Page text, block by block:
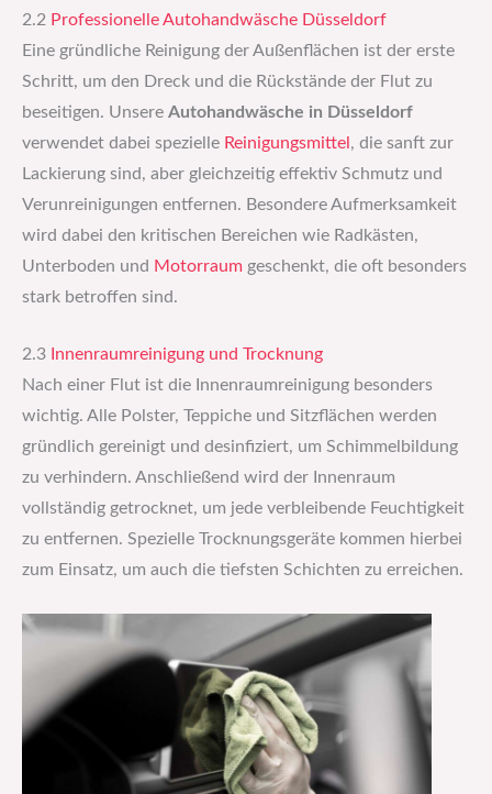
2.2 Professionelle Autohandwäsche Düsseldorf
Eine gründliche Reinigung der Außenflächen ist der erste
Schritt, um den Dreck und die Rückstände der Flut zu
beseitigen. Unsere Autohandwäsche in Düsseldorf
verwendet dabei spezielle Reinigungsmittel , die sanft zur
Lackierung sind, aber gleichzeitig effektiv Schmutz und
Verunreinigungen entfernen. Besondere Aufmerksamkeit
wird dabei den kritischen Bereichen wie Radkästen,
Unterboden und Motorraum geschenkt, die oft besonders
stark betroffen sind.
2.3 Innenraumreinigung und Trocknung
Nach einer Flut ist die Innenraumreinigung besonders
wichtig. Alle Polster, Teppiche und Sitzflächen werden
gründlich gereinigt und desinfiziert, um Schimmelbildung
zu verhindern. Anschließend wird der Innenraum
vollständig getrocknet, um jede verbleibende Feuchtigkeit
zu entfernen. Spezielle Trocknungsgeräte kommen hierbei
zum Einsatz, um auch die tiefsten Schichten zu erreichen.